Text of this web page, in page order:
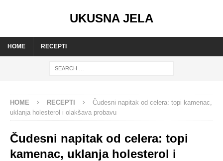
UKUSNA JELA
HOME RECEPTI
HOME RECEPTI
Čudesni napitak od celera: topi kamenac,
uklanja holesterol i olakšava probavu
Čudesni napitak od celera: topi
kamenac, uklanja holesterol i